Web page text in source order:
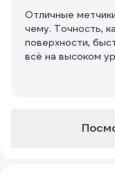
Отличные
чему. Точность,
поверхности,
всё на высоком
дюралюминии.
масло, смазку